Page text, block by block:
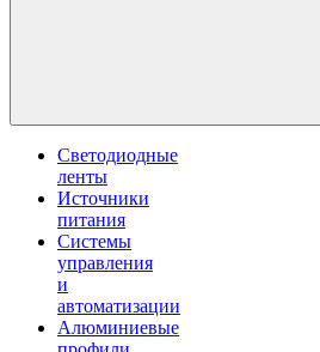
Светодиодные
ленты
Источники
питания
Системы
управления
и
автоматизации
Алюминиевые